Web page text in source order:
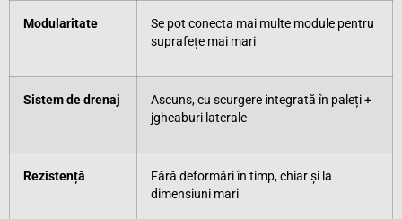
Modularitate
Se pot conecta mai multe module pentru
suprafețe mai mari
Sistem de drenaj
Ascuns, cu scurgere integrată în paleți +
jgheaburi laterale
Rezistență
Fără deformări în timp, chiar și la
dimensiuni mari